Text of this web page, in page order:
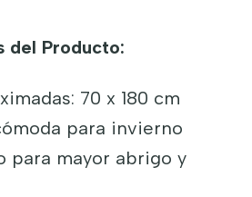
del Producto:
70 x 180 cm
para invierno
para mayor abrigo y